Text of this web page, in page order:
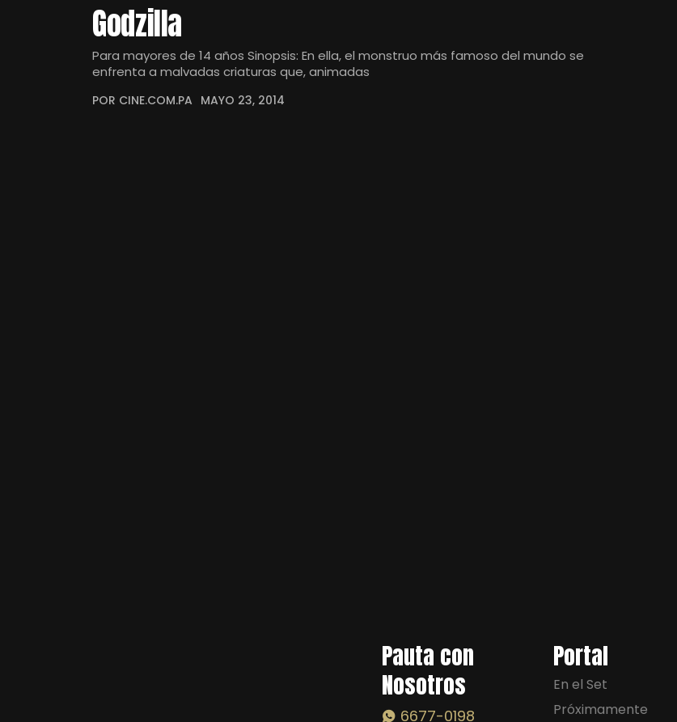
Godzilla
Para mayores de 14 años Sinopsis: En ella, el monstruo más famoso del mundo se
enfrenta a malvadas criaturas que, animadas
POR CINE.COM.PA MAYO 23, 2014
Pauta con
Nosotros
6677-0198
Portal
En el Set
Próximamente